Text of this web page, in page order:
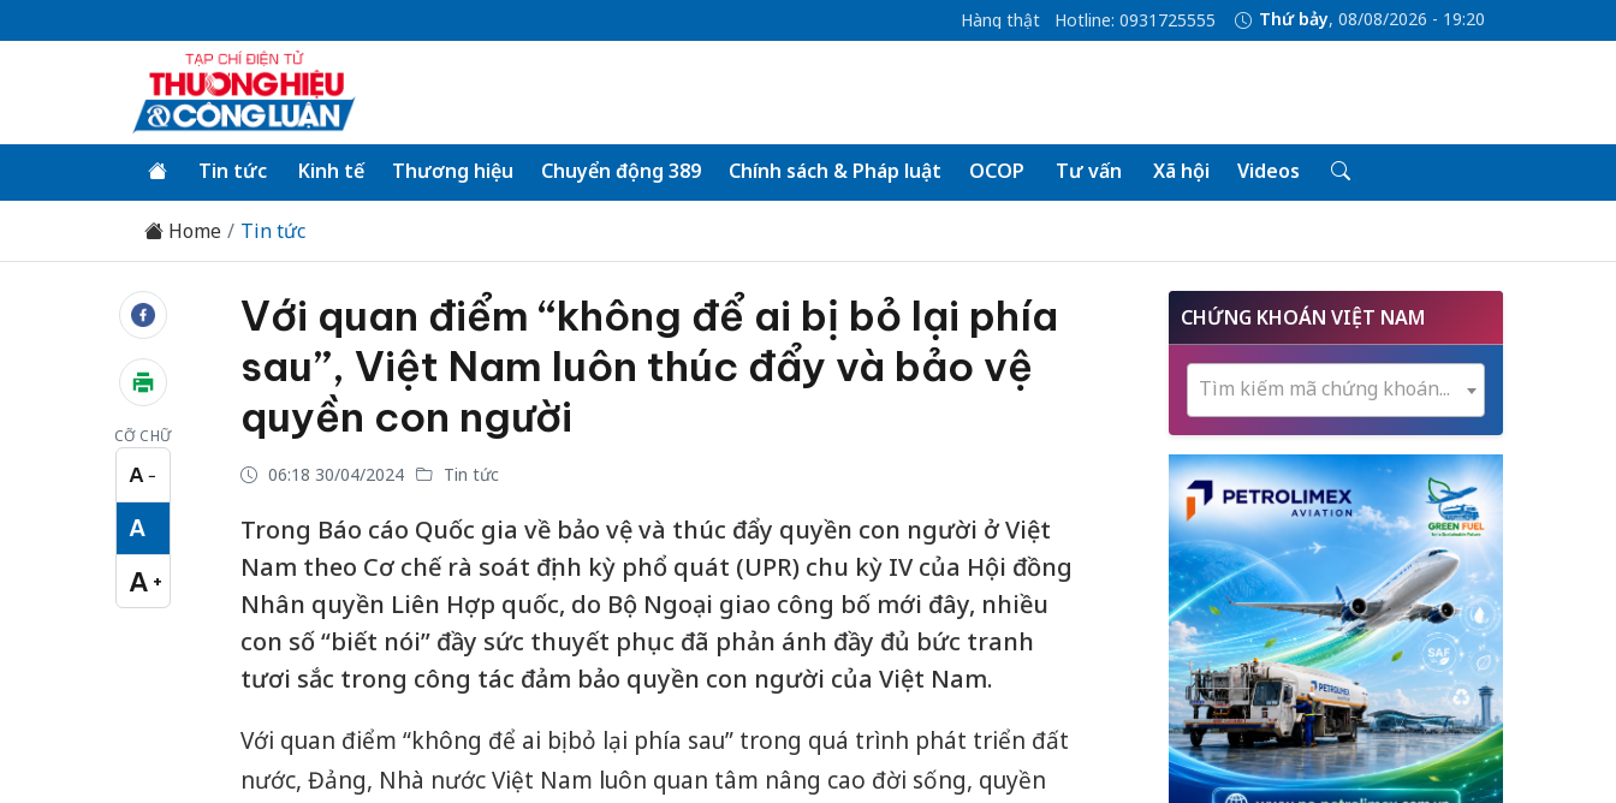
Hàng thật Hotline: 0931725555 Thứ bảy, 08/08/2026 - 19:20
Tin tức Kinh tế Thương hiệu Chuyển động 389 Chính sách & Pháp luật OCOP Tư vấn Xã hội Videos
Home Tin tức
CỠ CHỮ
A −
Cỡ chữ nhỏ
A
Cỡ chữ vừa
A +
Cỡ chữ lớn
Với quan điểm “không để ai bị bỏ lại phía
sau”, Việt Nam luôn thúc đẩy và bảo vệ
quyền con người
06:18 30/04/2024 Tin tức
Trong Báo cáo Quốc gia về bảo vệ và thúc đẩy quyền con người ở Việt
Nam theo Cơ chế rà soát định kỳ phổ quát (UPR) chu kỳ IV của Hội đồng
Nhân quyền Liên Hợp quốc, do Bộ Ngoại giao công bố mới đây, nhiều
con số “biết nói” đầy sức thuyết phục đã phản ánh đầy đủ bức tranh
tươi sắc trong công tác đảm bảo quyền con người của Việt Nam.
Với quan điểm “không để ai bị bỏ lại phía sau” trong quá trình phát triển đất
nước, Đảng, Nhà nước Việt Nam luôn quan tâm nâng cao đời sống, quyền
CHỨNG KHOÁN VIỆT NAM
Tìm kiếm mã chứng khoán...